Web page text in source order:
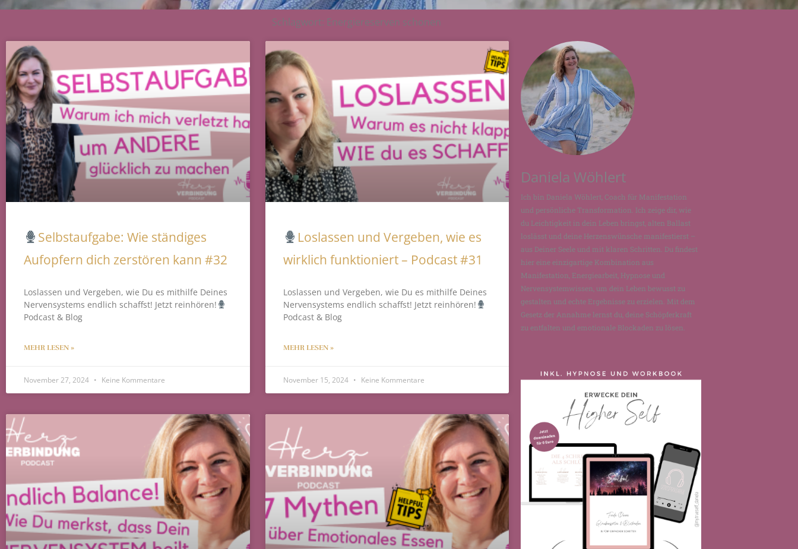
Schlagwort: Energiereserven schonen
Selbstaufgabe: Wie ständiges
Aufopfern dich zerstören kann #32
Loslassen und Vergeben, wie Du es mithilfe Deines
Nervensystems endlich schaffst! Jetzt reinhören!
Podcast & Blog
MEHR LESEN »
November 27, 2024 Keine Kommentare
Loslassen und Vergeben, wie es
wirklich funktioniert – Podcast #31
Loslassen und Vergeben, wie Du es mithilfe Deines
Nervensystems endlich schaffst! Jetzt reinhören!
Podcast & Blog
MEHR LESEN »
November 15, 2024 Keine Kommentare
Daniela Wöhlert
Ich bin Daniela Wöhlert, Coach für Manifestation
und persönliche Transformation. Ich zeige dir, wie
du Leichtigkeit in dein Leben bringst, alten Ballast
loslässt und deine Herzenswünsche manifestierst –
aus Deiner Seele und mit klaren Schritten. Du findest
hier eine einzigartige Kombination aus
Manifestation, Energiearbeit, Hypnose und
Nervensystemwissen, um dein Leben bewusst zu
gestalten und echte Ergebnisse zu erzielen. Mit dem
Gesetz der Annahme lernst du, deine Schöpferkraft
zu entfalten und emotionale Blockaden zu lösen.